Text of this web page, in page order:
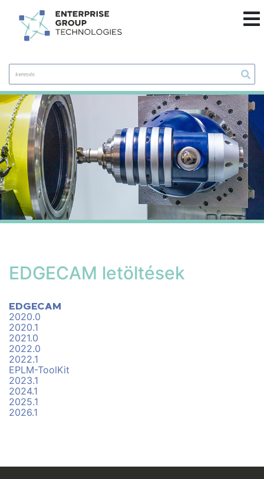
EDGECAM letöltések
EDGECAM
2020.0
2020.1
2021.0
2022.0
2022.1
EPLM-ToolKit
2023.1
2024.1
2025.1
2026.1